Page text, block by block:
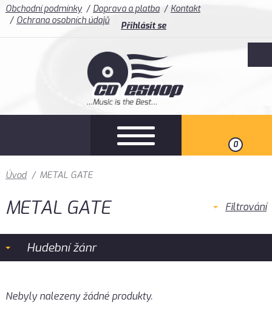
Obchodní podmínky Doprava a platba
Kontakt
Ochrana osobních údajů
Přihlásit se
0
Úvod / METAL GATE
METAL GATE Filtrování
Hudební žánr
Nebyly nalezeny žádné produkty.